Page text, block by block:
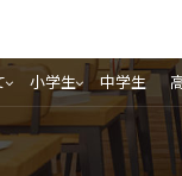
小学生 中学生